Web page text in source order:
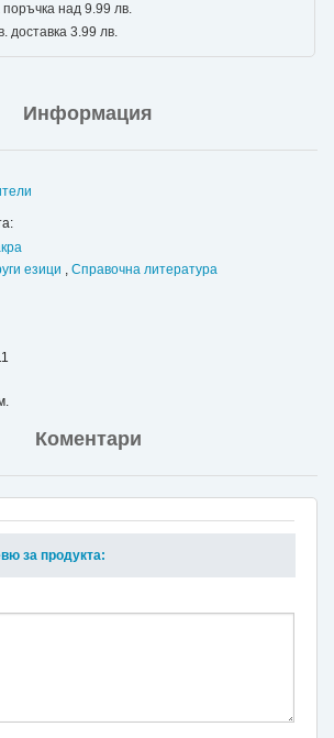
над 9.99 лв.
доставка 3.99 лв.
Информация
езици , Справочна литература
Коментари
за продукта: